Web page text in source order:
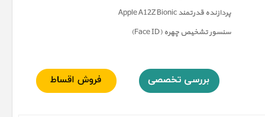
پردازنده قدرتمند Apple A12Z Bionic
سنسور تشخيص چهره (Face ID)